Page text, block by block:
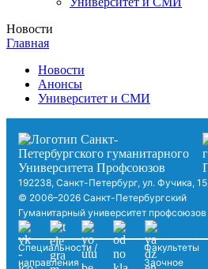
Новости
Главная
Новости
Анонсы
Университет и СМИ
192238, Санкт-Петербург, ул. Фучика, 15
© 2006–2026 Санкт-Петербургский
Гуманитарный университет профсоюзов
Специальности /
направления
Факультеты
Заочное